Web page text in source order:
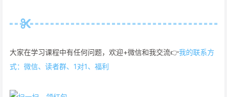
大家在学习课程中有任何问题，欢迎+微信和我交流👉我的联系方
式：微信、读者群、1对1、福利